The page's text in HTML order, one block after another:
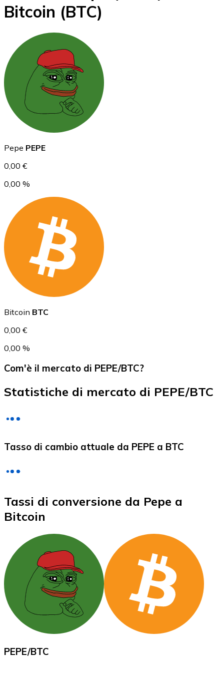
BTC
Ethereum
ETH
USD Coin
USDC
XRP
XRP
Bitcoin (BTC)
Pepe PEPE
0,00 €
0,00 %
Bitcoin BTC
0,00 €
0,00 %
Com'è il mercato di PEPE/BTC?
Statistiche di mercato di PEPE/BTC
Tasso di cambio attuale da PEPE a BTC
Tassi di conversione da Pepe a
Bitcoin
PEPE/BTC